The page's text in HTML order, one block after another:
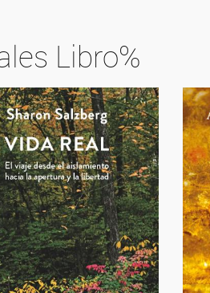
Libro%